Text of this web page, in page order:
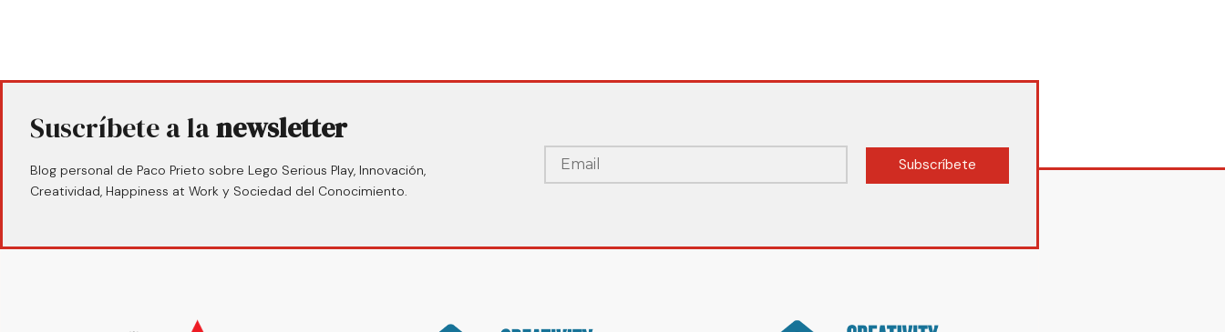
Suscríbete a lanewsletter
Blog personal de Paco Prieto sobre Lego Serious Play, Innovación,
Creatividad, Happiness at Work y Sociedad del Conocimiento.
Subscríbete